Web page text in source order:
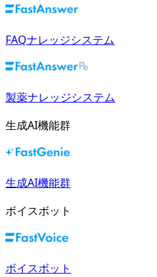
FAQナレッジシステム
製薬ナレッジシステム
生成AI機能群
生成AI機能群
ボイスボット
ボイスボット